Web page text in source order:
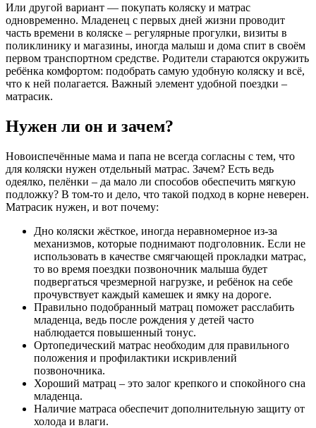
Или другой вариант — покупать коляску и матрас
одновременно. Младенец с первых дней жизни проводит
часть времени в коляске – регулярные прогулки, визиты в
поликлинику и магазины, иногда малыш и дома спит в своём
первом транспортном средстве. Родители стараются окружить
ребёнка комфортом: подобрать самую удобную коляску и всё,
что к ней полагается. Важный элемент удобной поездки –
матрасик.
Нужен ли он и зачем?
Новоиспечённые мама и папа не всегда согласны с тем, что
для коляски нужен отдельный матрас. Зачем? Есть ведь
одеялко, пелёнки – да мало ли способов обеспечить мягкую
подложку? В том-то и дело, что такой подход в корне неверен.
Матрасик нужен, и вот почему:
Дно коляски жёсткое, иногда неравномерное из-за
механизмов, которые поднимают подголовник. Если не
использовать в качестве смягчающей прокладки матрас,
то во время поездки позвоночник малыша будет
подвергаться чрезмерной нагрузке, и ребёнок на себе
прочувствует каждый камешек и ямку на дороге.
Правильно подобранный матрац поможет расслабить
младенца, ведь после рождения у детей часто
наблюдается повышенный тонус.
Ортопедический матрас необходим для правильного
положения и профилактики искривлений
позвоночника.
Хороший матрац – это залог крепкого и спокойного сна
младенца.
Наличие матраса обеспечит дополнительную защиту от
холода и влаги.